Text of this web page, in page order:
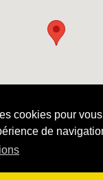
cookies pour
de
Garson
les cookies google